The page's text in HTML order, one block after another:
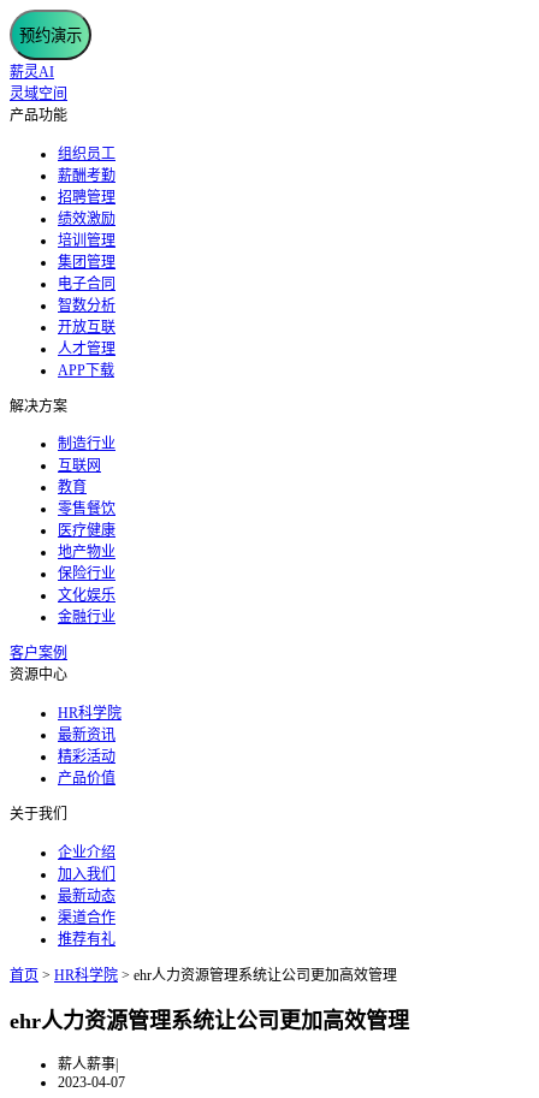
预约演示
薪灵AI
灵域空间
产品功能
组织员工
薪酬考勤
招聘管理
绩效激励
培训管理
集团管理
电子合同
智数分析
开放互联
人才管理
APP下载
解决方案
制造行业
互联网
教育
零售餐饮
医疗健康
地产物业
保险行业
文化娱乐
金融行业
客户案例
资源中心
HR科学院
最新资讯
精彩活动
产品价值
关于我们
企业介绍
加入我们
最新动态
渠道合作
推荐有礼
首页 > HR科学院 > ehr人力资源管理系统让公司更加高效管理
ehr人力资源管理系统让公司更加高效管理
薪人薪事|
2023-04-07